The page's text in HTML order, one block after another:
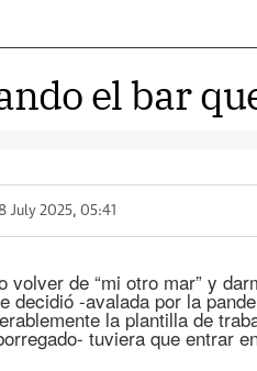
el bar
July 2025, 05:41
volver de “mi otro mar” y
decidió -avalada por la
la plantilla de
tuviera que entrar